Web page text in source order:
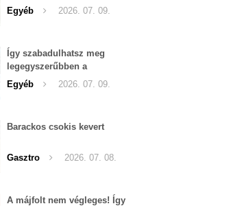
görögdinnyét enni
Egyéb 2026. 07. 09.
Így szabadulhatsz meg
legegyszerűbben a
pucércsigáktól
Egyéb 2026. 07. 09.
Barackos csokis kevert
Gasztro 2026. 07. 08.
A májfolt nem végleges! Így